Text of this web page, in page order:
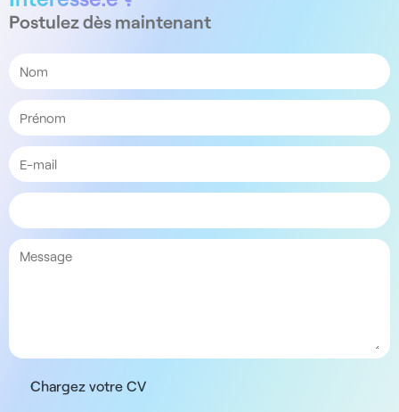
Postulez dès maintenant
Chargez votre CV